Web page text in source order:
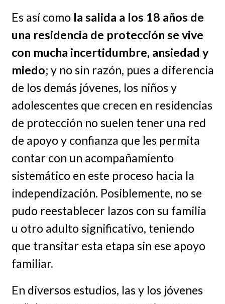
Es así como la salida a los 18 años de
una residencia de protección se vive
con mucha incertidumbre, ansiedad y
miedo; y no sin razón, pues a diferencia
de los demás jóvenes, los niños y
adolescentes que crecen en residencias
de protección no suelen tener una red
de apoyo y confianza que les permita
contar con un acompañamiento
sistemático en este proceso hacia la
independización. Posiblemente, no se
pudo reestablecer lazos con su familia
u otro adulto significativo, teniendo
que transitar esta etapa sin ese apoyo
familiar.
En diversos estudios, las y los jóvenes